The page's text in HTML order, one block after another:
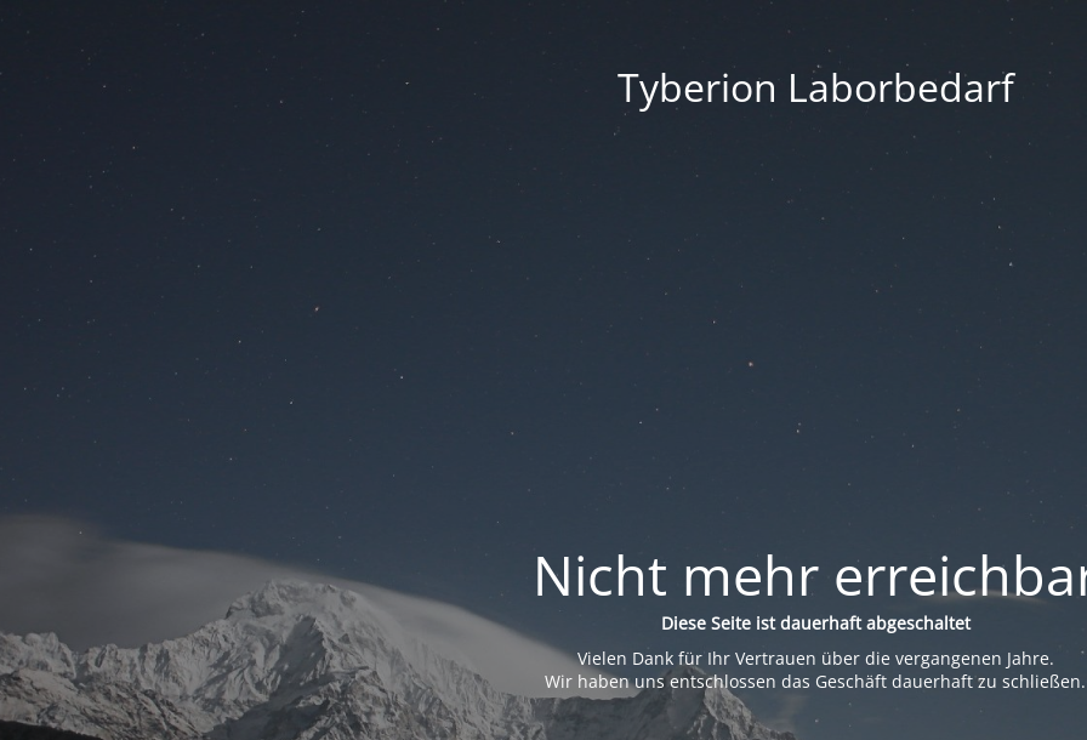
Tyberion Laborbedarf
Nicht mehr
Diese Seite ist dauerhaft abgeschaltet
Vielen Dank für Ihr Vertrauen über die vergangenen Jahre.
Wir haben uns entschlossen das Geschäft dauerhaft zu schließen.